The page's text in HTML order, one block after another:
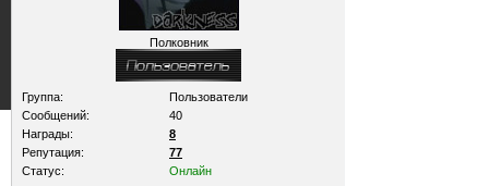
Полковник
Группа:
Пользователи
Сообщений:
40
Награды:
8
Репутация:
77
Статус:
Онлайн